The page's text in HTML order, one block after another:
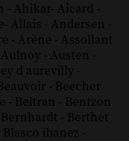
- Ahikar- Aicard -
- Allais - Andersen -
- Arène - Assollant
Aulnoy - Austen -
d aurevilly -
- Beecher
- Beltran - Bentzon
Bernhardt - Berthet
Blasco ibanez -